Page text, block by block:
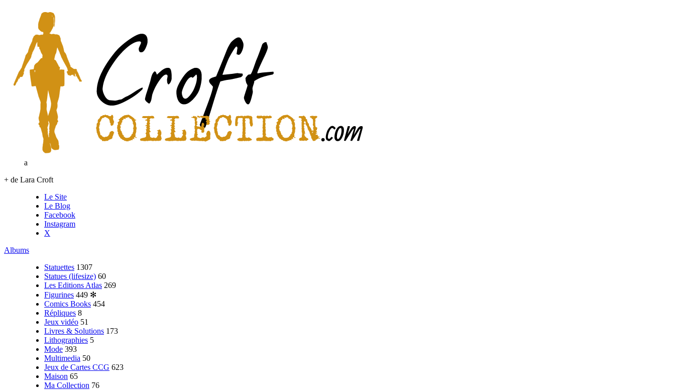
a
+ de Lara Croft
Le Site
Le Blog
Facebook
Instagram
X
Albums
Statuettes 1307
Statues (lifesize) 60
Les Editions Atlas 269
Figurines 449 ✻
Comics Books 454
Répliques 8
Jeux vidéo 51
Livres & Solutions 173
Lithographies 5
Mode 393
Multimedia 50
Jeux de Cartes CCG 623
Maison 65
Ma Collection 76